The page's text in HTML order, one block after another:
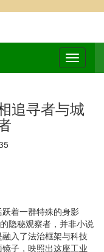
追寻者与城
着一群特殊的身影
隐秘观察者，并非小说
入了法治框架与科技
子，映照出这座工业